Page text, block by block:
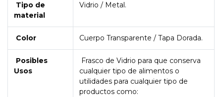
Tipo de
material
Vidrio / Metal.
Color Cuerpo Transparente / Tapa Dorada.
Posibles
Usos
Frasco de Vidrio para que conserva
cualquier tipo de alimentos o
utilidades para cualquier tipo de
productos como: